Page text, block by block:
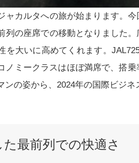
ャカルタへの旅が始まります。
列の座席での移動となりました
を大いに高めてくれます。
ノミークラスはほぼ満席で、搭
ンの姿から、2024年の国際ビジネ
た最前列での快適さ